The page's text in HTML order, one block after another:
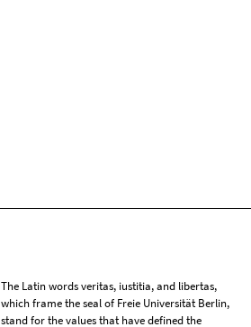
The Latin words veritas, iustitia, and libertas,
which frame the seal of Freie Universität Berlin,
stand for the values that have defined the